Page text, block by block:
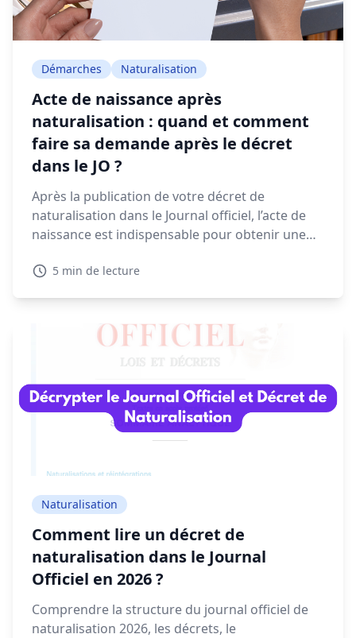
Démarches Naturalisation
Acte de naissance après
naturalisation : quand et comment
faire sa demande après le décret
dans le JO ?
Après la publication de votre décret de
naturalisation dans le Journal officiel, l’acte de
naissance est indispensable pour obtenir une
administratives. Voyons dans ce guide quand et
5 min de lecture
Naturalisation
Comment lire un décret de
naturalisation dans le Journal
Officiel en 2026 ?
Comprendre la structure du journal officiel de
naturalisation 2026, les décrets, le